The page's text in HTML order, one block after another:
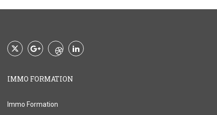
IMMO FORMATION
Immo Formation